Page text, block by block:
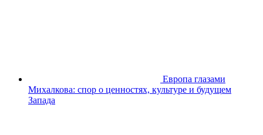
Европа глазами
Михалкова: спор о ценностях, культуре и будущем
Запада